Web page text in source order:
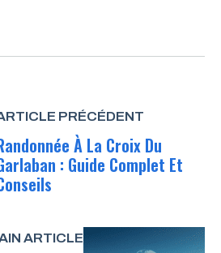
PRÉCÉDENT
À La Croix Du
: Guide Complet Et
ARTICLE